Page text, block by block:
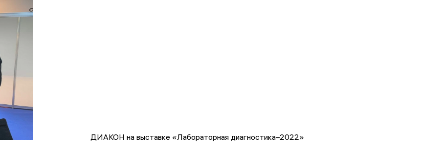
ДИАКОН на выставке «Лабораторная диагностика–2022»